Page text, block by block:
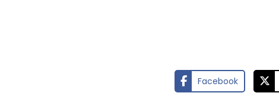
Facebook